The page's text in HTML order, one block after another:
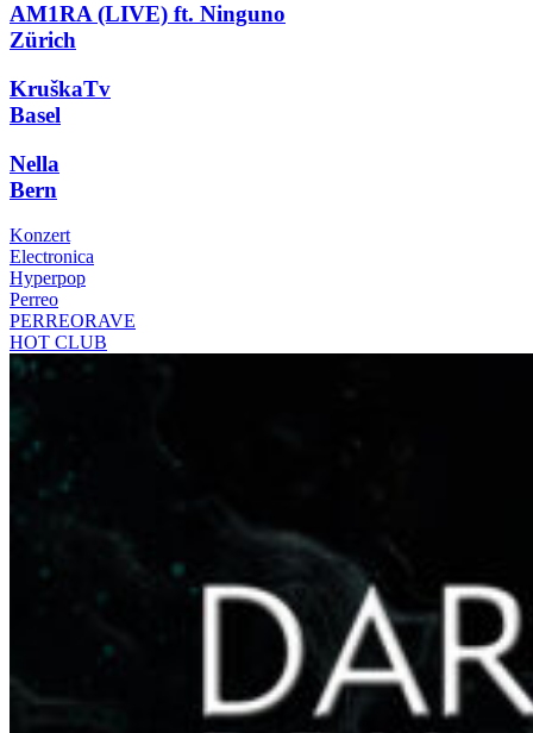
AM1RA (LIVE) ft. Ninguno
Zürich
KruškaTv
Basel
Nella
Bern
Konzert
Electronica
Hyperpop
Perreo
PERREORAVE
HOT CLUB